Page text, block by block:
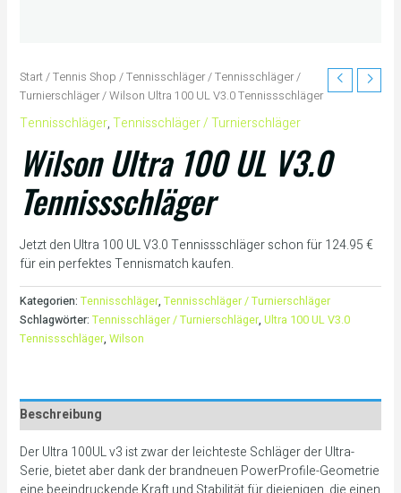
Start/Tennis Shop /Tennisschläger/Tennisschläger /
Turnierschläger/ Wilson Ultra 100 UL V3.0 Tennissschläger
Tennisschläger,Tennisschläger / Turnierschläger
Wilson Ultra 100 UL V3.0
Tennissschläger
Jetzt den Ultra 100 UL V3.0 Tennissschläger schon für 124.95 €
für ein perfektes Tennismatch kaufen.
Kategorien: Tennisschläger, Tennisschläger / Turnierschläger
Schlagwörter: Tennisschläger / Turnierschläger, Ultra 100 UL V3.0
Tennissschläger, Wilson
Beschreibung
Der Ultra 100UL v3 ist zwar der leichteste Schläger der Ultra-
Serie, bietet aber dank der brandneuen PowerProfile-Geometrie